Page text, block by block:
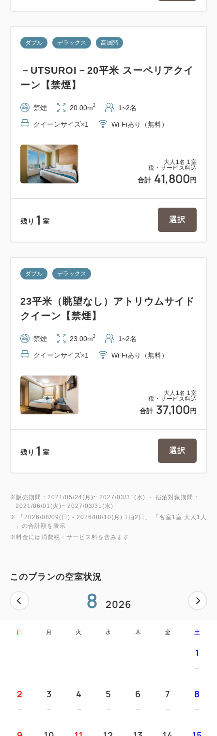
ん。
【キャンセル料について】
特別に記載のない限り、ご予約のキャンセル・変更の
場合、以下のキャンセル料を申し受けます。
・前日から ご宿泊代100％
・不泊 ご宿泊代100％
大人 1 名 1 室
税・サービス料込
合計 41,800 円
ダブル デラックス 高層階
－UTSUROI－20平米 スーペリアクイ
ーン【禁煙】
禁煙 20.00m2 1~2名
クイーンサイズ×1 Wi-Fiあり（無料）
残り 1 室 選択
大人 1 名 1 室
税・サービス料込
合計 37,100 円
ダブル デラックス
23平米（眺望なし）アトリウムサイド
クイーン【禁煙】
禁煙 23.00m2 1~2名
クイーンサイズ×1 Wi-Fiあり（無料）
残り 1 室 選択
※販売期間：2021/05/24(月)~ 2027/03/31(水) ・ 宿泊対象期間：
2021/06/01(火)~ 2027/03/31(水)
※ 「 2026/08/09(日) - 2026/08/10(月) 1泊2日 」 「客室1室 大人1人
」の合計額を表示
※料金には消費税・サービス料を含みます
このプランの空室状況
8 2026
日 月 火 水 木 金 土
1
2 3 4 5 6 7 8